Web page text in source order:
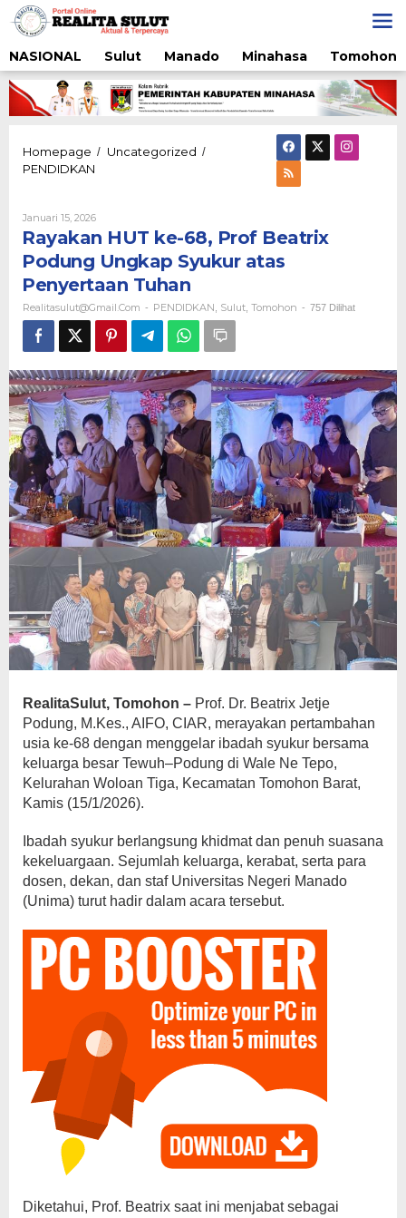
Lewati
ke
konten
NASIONAL
Sulut Manado Minahasa Tomohon
Homepage / Uncategorized /
PENDIDKAN
68,
Prof
Beatrix
Podung
Ungkap
atas
Penyertaan
Tuhan
Januari 15, 2026Oleh
Realitasulut@gmail.com
Rayakan HUT ke-68, Prof Beatrix
Podung Ungkap Syukur atas
Penyertaan Tuhan
Realitasulut@gmail.com - PENDIDKAN Sulut Tomohon - 757 Dilihat
RealitaSulut, Tomohon – Prof. Dr. Beatrix Jetje
Podung, M.Kes., AIFO, CIAR, merayakan pertambahan
usia ke-68 dengan menggelar ibadah syukur bersama
keluarga besar Tewuh–Podung di Wale Ne Tepo,
Kelurahan Woloan Tiga, Kecamatan Tomohon Barat,
Kamis (15/1/2026).
Ibadah syukur berlangsung khidmat dan penuh suasana
kekeluargaan. Sejumlah keluarga, kerabat, serta para
dosen, dekan, dan staf Universitas Negeri Manado
(Unima) turut hadir dalam acara tersebut.
Diketahui, Prof. Beatrix saat ini menjabat sebagai